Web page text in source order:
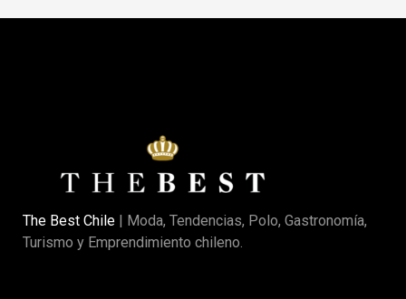
The Best Chile | Moda, Tendencias, Polo, Gastronomía,
Turismo y Emprendimiento chileno.